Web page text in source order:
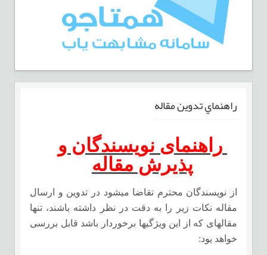
راهنماي تدوين مقاله
راهنمای نویسندگان و
پذیرش مقاله
از نویسندگان محترم تقاضا می­شود در تدوین و ارسال
مقاله نکات زیر را به دقت در نظر داشته باشند، تنها
مقاله­ای که از این ویژگی­­ها برخوردار باشد قابل بررسی
خواهد بود: